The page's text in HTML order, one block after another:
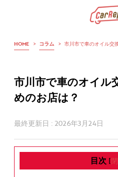
HOME > コラム > 市川市で車のオイル交
市川市で車のオイル
めのお店は？
最終更新日 : 2026年3月24日
目次 [